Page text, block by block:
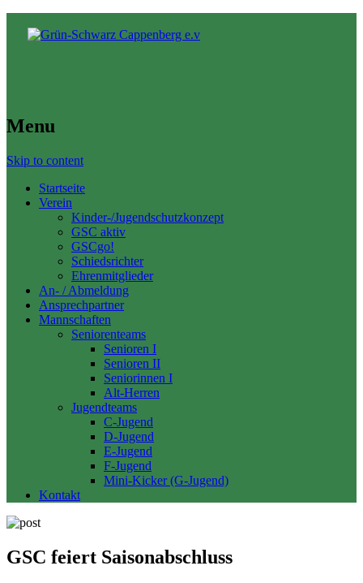
Menu
Skip to content
Startseite
Verein
Kinder-/Jugendschutzkonzept
GSC aktiv
GSCgo!
Schiedsrichter
Ehrenmitglieder
An- / Abmeldung
Ansprechpartner
Mannschaften
Seniorenteams
Senioren I
Senioren II
Seniorinnen I
Alt-Herren
Jugendteams
C-Jugend
D-Jugend
E-Jugend
F-Jugend
Mini-Kicker (G-Jugend)
Kontakt
GSC feiert Saisonabschluss